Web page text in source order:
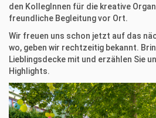
den KollegInnen für die kreative
freundliche Begleitung vor Ort.
Wir freuen uns schon jetzt auf das
wo, geben wir rechtzeitig bekannt.
Lieblingsdecke mit und erzählen Sie
Highlights.